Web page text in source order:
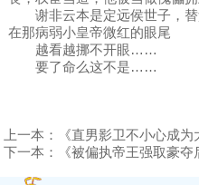
谢非云本是定远侯世子，替
在那病弱小皇帝微红的眼尾
越看越挪不开眼……
要了命么这不是……
上一本：
《直男影卫不小心成为
下一本：
《被偏执帝王强取豪夺